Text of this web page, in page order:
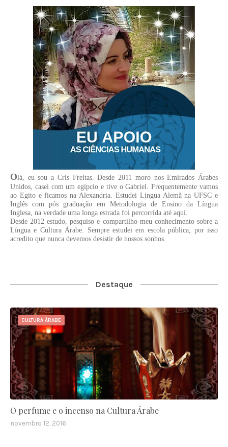
Olá, eu sou a Cris Freitas. Desde 2011 moro nos Emirados Árabes
Unidos, casei com um egípcio e tive o Gabriel. Frequentemente vamos
ao Egito e ficamos na Alexandria. Estudei Língua Alemã na UFSC e
Inglês com pós graduação em Metodologia de Ensino da Língua
Inglesa, na verdade uma longa estrada foi percorrida até aqui.
Desde 2012 estudo, pesquiso e compartilho meu conhecimento sobre a
Língua e Cultura Árabe. Sempre estudei em escola pública, por isso
acredito que nunca devemos desistir de nossos sonhos.
Destaque
CULTURA ÁRABE
O perfume e o incenso na Cultura Árabe
novembro 12, 2016